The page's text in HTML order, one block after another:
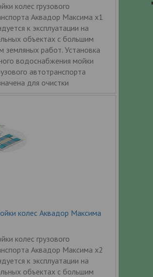
колес грузового
Аквадор Максима x1
к эксплуатации на
объектах с большим
земляных работ. Установка
водоснабжения мойки
автотранспорта
для очистки
колес Аквадор Максима
колес грузового
Аквадор Максима x2
к эксплуатации на
объектах с большим